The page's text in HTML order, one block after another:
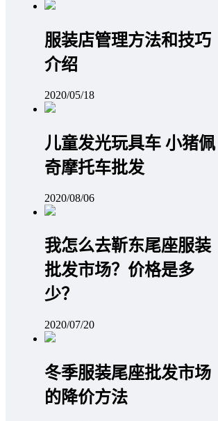
服装店管理方法和技巧
介绍
2020/05/18
儿童发光玩具车 小猪佩
奇摩托车批发
2020/08/06
我怎么去靳东尾座服装
批发市场？价格是多
少？
2020/07/20
冬季服装尾座批发市场
的降价方法